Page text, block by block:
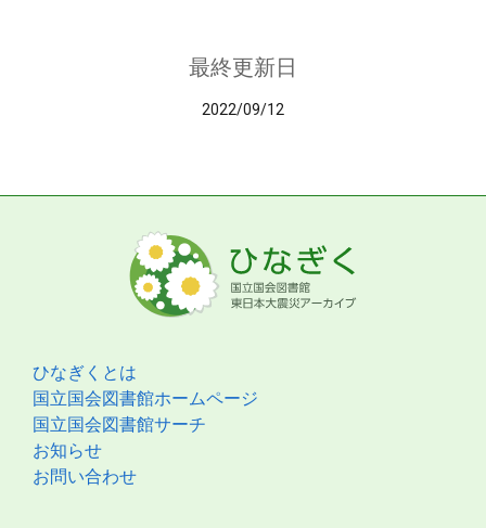
最終更新日
2022/09/12
ひなぎくとは
国立国会図書館ホームページ
国立国会図書館サーチ
お知らせ
お問い合わせ